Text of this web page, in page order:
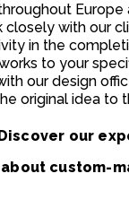
Europe
closely with our
in the
to your
our design
original idea to
Discover our
about custom-